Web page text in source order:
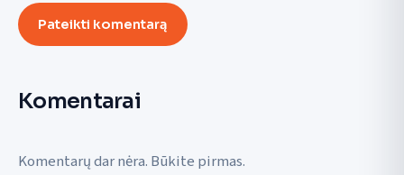
Pateikti komentarą
Komentarai
Komentarų dar nėra. Būkite pirmas.